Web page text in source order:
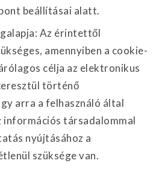
beállításai alatt.
Az érintettől
amennyiben a cookie-
célja az elektronikus
történő
arra a felhasználó által
társadalommal
nyújtásához a
szüksége van.